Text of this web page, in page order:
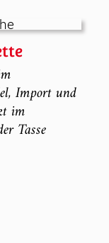
Import und
im
Tasse